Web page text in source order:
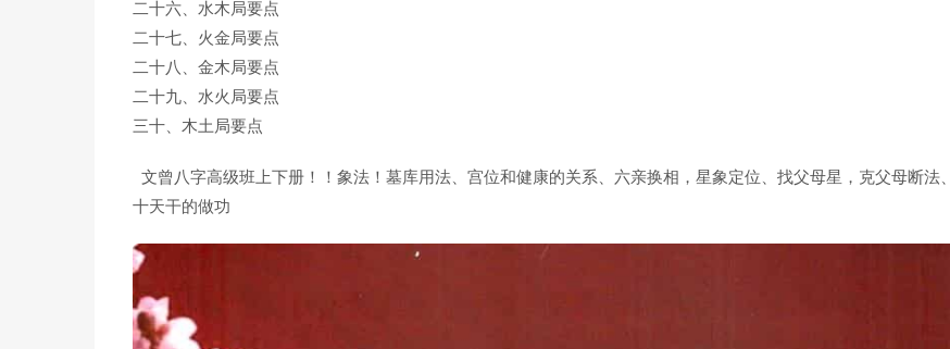
二十六、水木局要点
二十七、火金局要点
二十八、金木局要点
二十九、水火局要点
三十、木土局要点
文曾八字高级班上下册！！象法！墓库用法、宫位和健康的关系、六亲换相，星象定位、找父母星，克父母断法、
十天干的做功